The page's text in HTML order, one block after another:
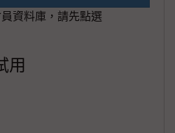
資料庫，請先點選
用